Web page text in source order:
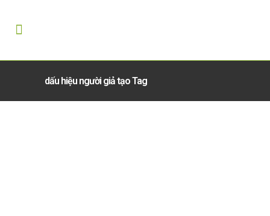
dấu hiệu người giả tạo Tag